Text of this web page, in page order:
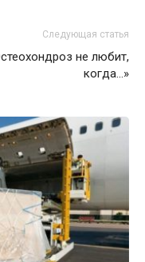
Следующая статья
не любит,
когда…»